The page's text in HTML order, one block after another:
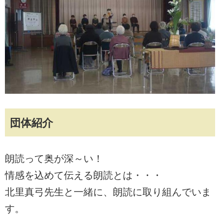
団体紹介
朗読って奥が深～い！
情感を込めて伝える朗読とは・・・
北里真弓先生と一緒に、朗読に取り組んでいま
す。